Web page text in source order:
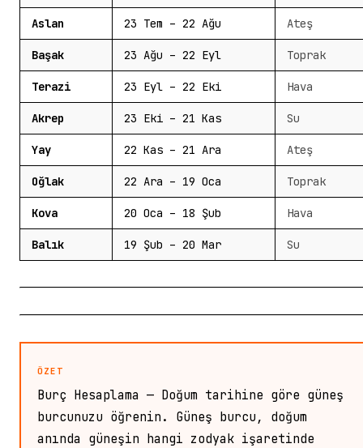
Aslan 23 Tem – 22 Ağu Ateş
Başak 23 Ağu – 22 Eyl Toprak
Terazi 23 Eyl – 22 Eki Hava
Akrep 23 Eki – 21 Kas Su
Yay 22 Kas – 21 Ara Ateş
Oğlak 22 Ara – 19 Oca Toprak
Kova 20 Oca – 18 Şub Hava
Balık 19 Şub – 20 Mar Su
ÖZET
Burç Hesaplama — Doğum tarihine göre güneş
burcunuzu öğrenin. Güneş burcu, doğum
anında güneşin hangi zodyak işaretinde